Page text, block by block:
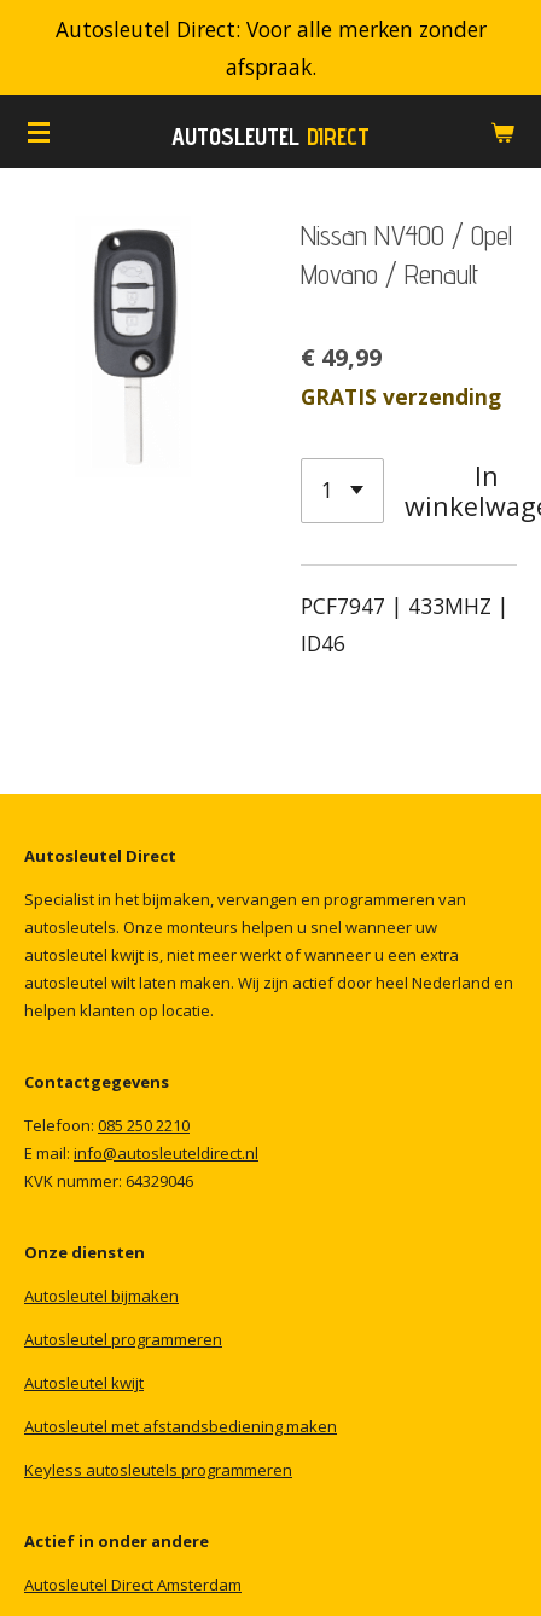
de
AUTOSLEUTEL DIRECT
Autosleutel Direct: Voor alle merken zonder
afspraak.
Nissan NV400 / Opel
Movano / Renault
€ 49,99
GRATIS verzending
In
PCF7947 | 433MHZ |
ID46
Autosleutel Direct
Specialistin hetbijmaken,vervangen en programmeren van
autosleutels. Onze monteurs helpen u snel wanneeruw
autosleutel kwijtis,nietmeerwerktofwanneeru een extra
autosleutel wiltlaten maken. Wij zijn actiefdoorheel Nederland en
helpen klanten op locatie.
Contactgegevens
Telefoon: 085 2502210
E mail: info@autosleuteldirect.nl
KVKnummer: 64329046
Onze diensten
Autosleutel bijmaken
Autosleutel programmeren
Autosleutel kwijt
Autosleutel met afstandsbedieningmaken
Keyless autosleutels programmeren
Actief in onder andere
Autosleutel DirectAmsterdam